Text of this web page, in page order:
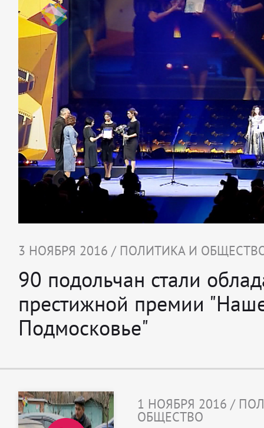
3 НОЯБРЯ 2016 / ПОЛИТИКА И
90 подольчан стали
престижной премии
Подмосковье"
1 НОЯБРЯ 2016 /
ОБЩЕСТВО